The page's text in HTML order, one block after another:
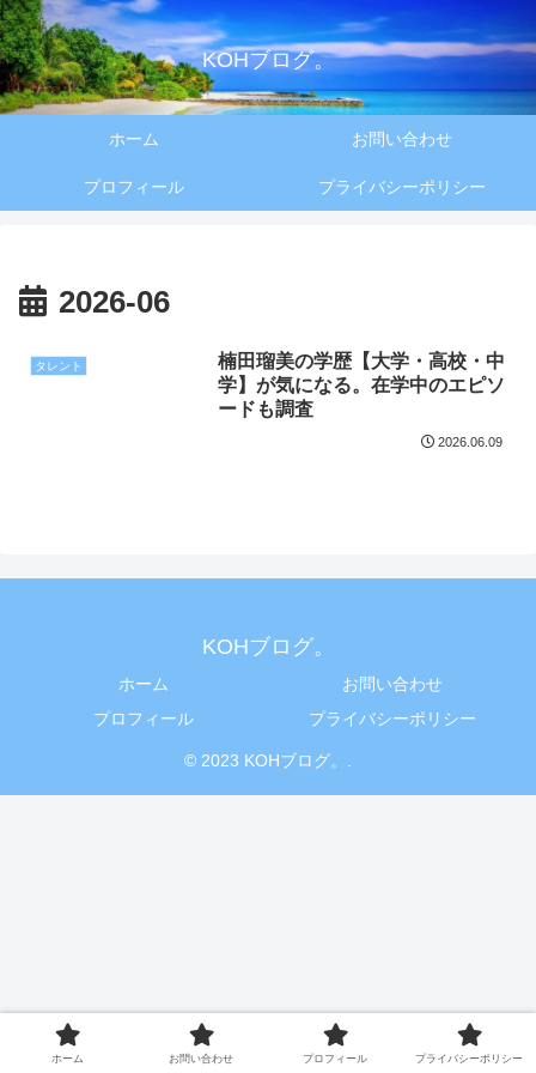
KOHブログ。
ホーム お問い合わせ
プロフィール プライバシーポリシー
2026-06
タレント
楠田瑠美の学歴【大学・高校・中
学】が気になる。在学中のエピソ
ードも調査
2026.06.09
KOHブログ。
ホーム
お問い合わせ
プロフィール
プライバシーポリシー
© 2023 KOHブログ。.
ホーム お問い合わせ プロフィール プライバシーポリシー